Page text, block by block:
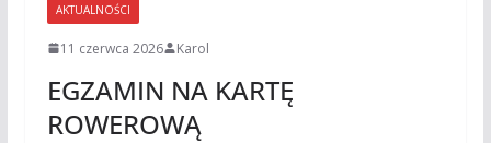
AKTUALNOŚCI
11 czerwca 2026 Karol
EGZAMIN NA KARTĘ
ROWEROWĄ